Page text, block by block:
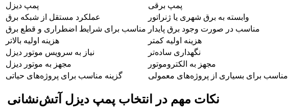
پمپ دیزل
پمپ برقی
عملکرد مستقل از شبکه برق
وابسته به برق شهری یا ژنراتور
مناسب برای شرایط اضطراری و قطع برق مناسب در صورت وجود برق پایدار
هزینه اولیه بالاتر
هزینه اولیه کمتر
نیاز به سرویس موتور دیزل
نگهداری ساده‌تر
مجهز به موتور دیزل
مجهز به الکتروموتور
گزینه مناسب برای پروژه‌های حیاتی
مناسب برای بسیاری از پروژه‌های معمولی
نکات مهم در انتخاب پمپ دیزل آتش‌نشانی